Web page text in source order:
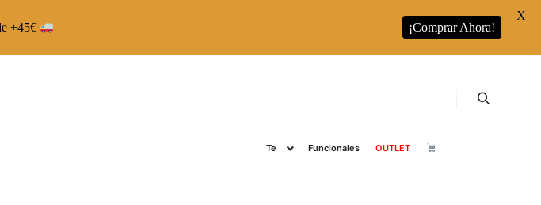
Te Funcionales OUTLET
+45€ ¡Comprar Ahora!
X